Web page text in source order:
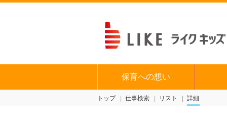
保育への想い
トップ 仕事検索 リスト 詳細